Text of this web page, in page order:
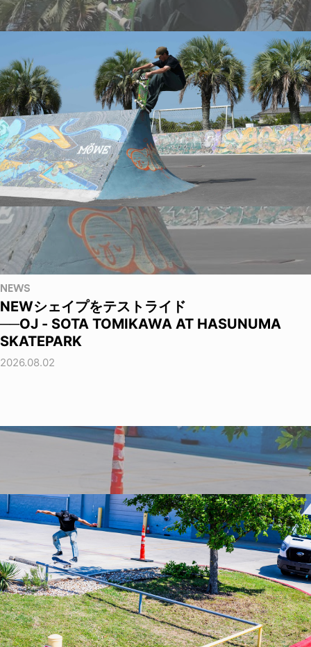
NEWS
NEWシェイプをテストライド
──OJ - SOTA TOMIKAWA AT HASUNUMA
SKATEPARK
2026.08.02